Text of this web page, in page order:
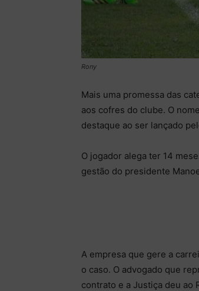
Rony
Mais uma promessa das
aos cofres do clube. O
destaque ao ser lançado
O jogador alega ter 14
gestão do presidente
A empresa que gere a
o caso. O advogado que
contrato e a Justiça deu ao